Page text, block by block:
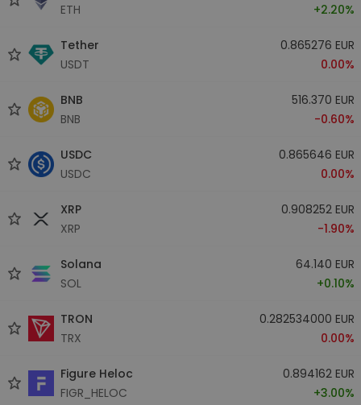
ETH
+2.20%
Tether
USDT
0.865276 EUR
0.00%
BNB
BNB
516.370 EUR
-0.60%
USDC
USDC
0.865646 EUR
0.00%
XRP
XRP
0.908252 EUR
-1.90%
Solana
SOL
64.140 EUR
+0.10%
TRON
TRX
0.282534000 EUR
0.00%
Figure Heloc
FIGR_HELOC
0.894162 EUR
+3.00%